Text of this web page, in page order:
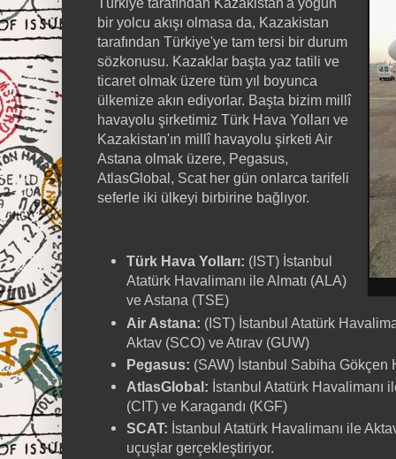
bir yolcu akışı olmasa da, Kazakistan
tarafından Türkiye'ye tam tersi bir durum
sözkonusu. Kazaklar başta yaz tatili ve
ticaret olmak üzere tüm yıl boyunca
ülkemize akın ediyorlar. Başta bizim millî
havayolu şirketimiz Türk Hava Yolları ve
Kazakistan'ın millî havayolu şirketi Air
Astana olmak üzere, Pegasus,
AtlasGlobal, Scat her gün onlarca tarifeli
seferle iki ülkeyi birbirine bağlıyor.
Türk Hava Yolları: (IST) İstanbul
Atatürk Havalimanı ile Almatı (ALA)
ve Astana (TSE)
Air Astana: (IST) İstanbul Atatürk
Aktav (SCO) ve Atırav (GUW)
Pegasus: (SAW) İstanbul Sabiha Gökçen
AtlasGlobal: İstanbul Atatürk Havalimanı
(CIT) ve Karagandı (KGF)
SCAT: İstanbul Atatürk Havalimanı ile
uçuşlar gerçekleştiriyor.